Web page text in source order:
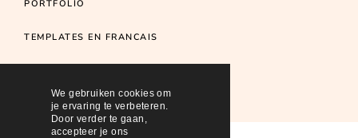
We gebruiken cookies om
je ervaring te verbeteren.
Door verder te gaan,
accepteer je ons
PORTFOLIO
TEMPLATES EN FRANCAIS